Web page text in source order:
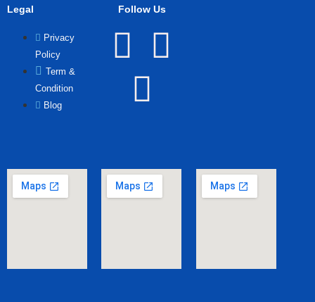
Legal
Privacy
Policy
Term &
Condition
Blog
Follow Us